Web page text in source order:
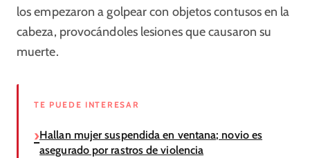
los empezaron a golpear con objetos contusos en la
cabeza, provocándoles lesiones que causaron su
muerte.
TE PUEDE INTERESAR
Hallan mujer suspendida en ventana; novio es
asegurado por rastros de violencia